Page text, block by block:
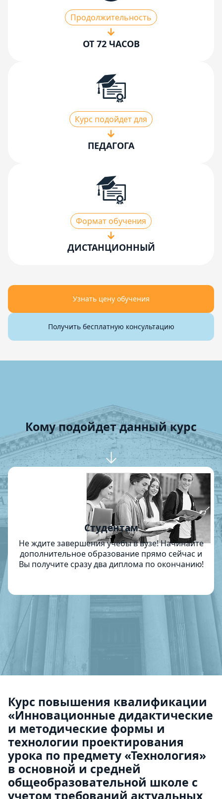
Продолжительность
ОТ 72 ЧАСОВ
Курс подойдет для
ПЕДАГОГА
Формат обучения
ДИСТАНЦИОННЫЙ
Узнать цену обучения
Получить бесплатную консультацию
Кому подойдет данный курс
Студентам
Не ждите завершения учёбы в вузе! Начинайте
дополнительное образование прямо сейчас и
Вы получите сразу два диплома по окончанию!
Курс повышения квалификации
«Инновационные дидактические
и методические формы и
технологии проектирования
урока по предмету «Технология»
в основной и средней
общеобразовательной школе с
учетом требований актуальных